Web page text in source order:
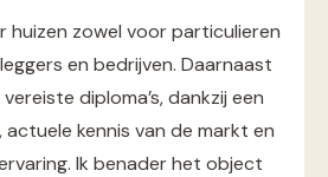
huizen zowel voor particulieren
en bedrijven. Daarnaast
diploma’s, dankzij een
actuele kennis van de markt en
Ik benader het object